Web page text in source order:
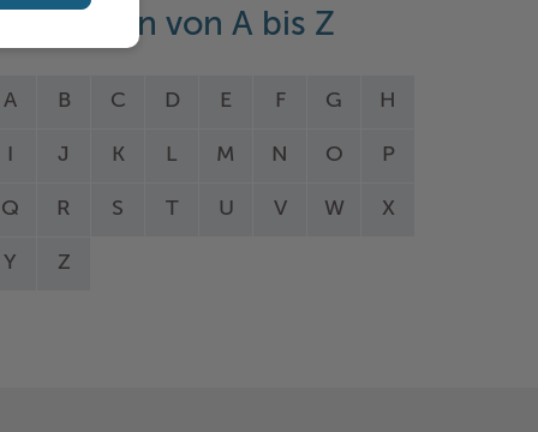
Leistungen von A bis Z
A B C D E F G H
J K L M N O P
Q R S T U V W X
Y Z